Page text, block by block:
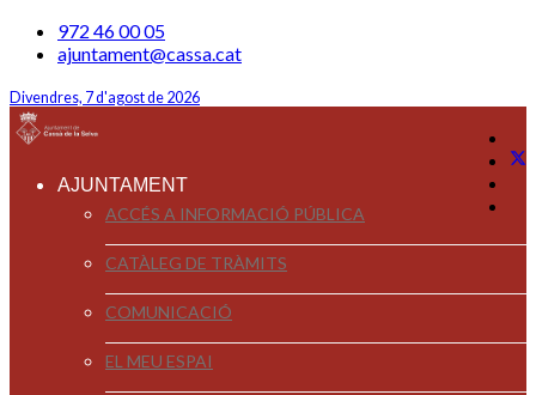
972 46 00 05
ajuntament@cassa.cat
Divendres, 7 d'agost de 2026
AJUNTAMENT
ACCÉS A INFORMACIÓ PÚBLICA
CATÀLEG DE TRÀMITS
COMUNICACIÓ
EL MEU ESPAI